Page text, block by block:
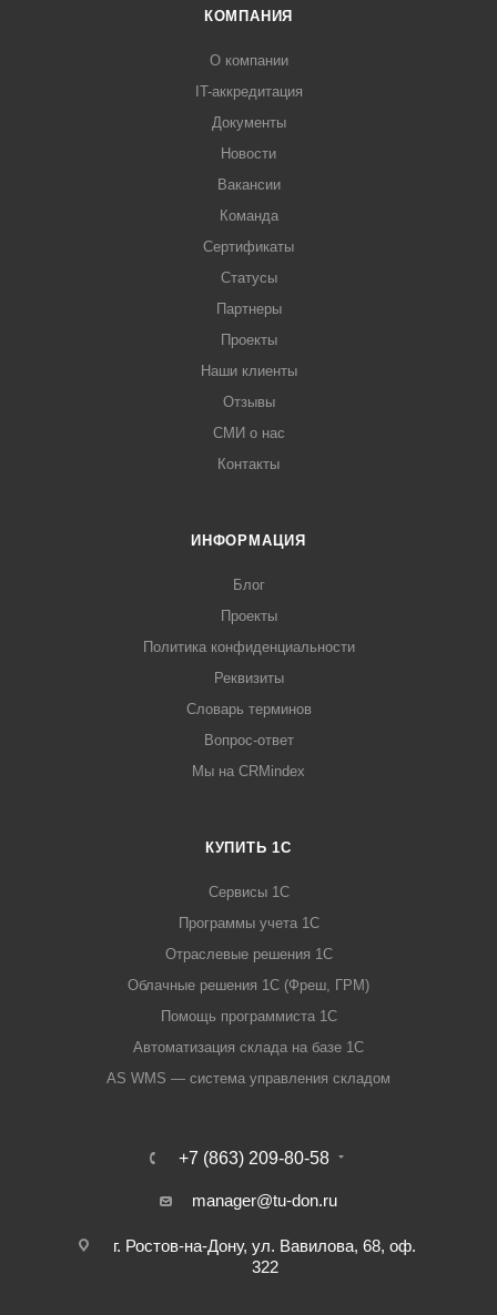
КОМПАНИЯ
О компании
IT-аккредитация
Документы
Новости
Вакансии
Команда
Сертификаты
Статусы
Партнеры
Проекты
Наши клиенты
Отзывы
СМИ о нас
Контакты
ИНФОРМАЦИЯ
Блог
Проекты
Политика конфиденциальности
Реквизиты
Словарь терминов
Вопрос-ответ
Мы на CRMindex
КУПИТЬ 1С
Сервисы 1С
Программы учета 1С
Отраслевые решения 1С
Облачные решения 1С (Фреш, ГРМ)
Помощь программиста 1С
Автоматизация склада на базе 1С
AS WMS — система управления складом
+7 (863) 209-80-58
manager@tu-don.ru
г. Ростов-на-Дону, ул. Вавилова, 68, оф.
322